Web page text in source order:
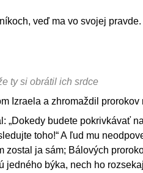
veď ma vo svojej pravde.
ty si obrátil ich srdce
Izraela a zhromaždil prorokov
„Dokedy budete pokrivkávať
toho!“ A ľud mu
zostal ja sám; Bálových
jedného býka, nech ho